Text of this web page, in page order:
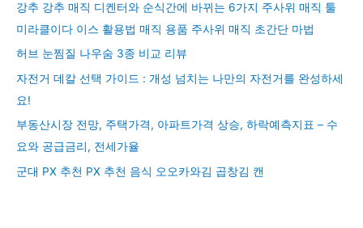
강추 강추 매직 디켄터와 순식간에 바뀌는 6가지 주사위 매직 툴
미라클이다 이스 활용법 매직 용품 주사위 매직 초간단 마법
허브 눈찜질 나우숨 3종 비교 리뷰
자전거 데칼 선택 가이드 : 개성 넘치는 나만의 자전거를 완성하세
요!
부동산시장 전망, 주택가격, 아파트가격 상승, 하락예측지표 – 수
요와 공급금리, 전세가율
군대 PX 추천 PX 추천 음식 오오카와김 곱창김 캔